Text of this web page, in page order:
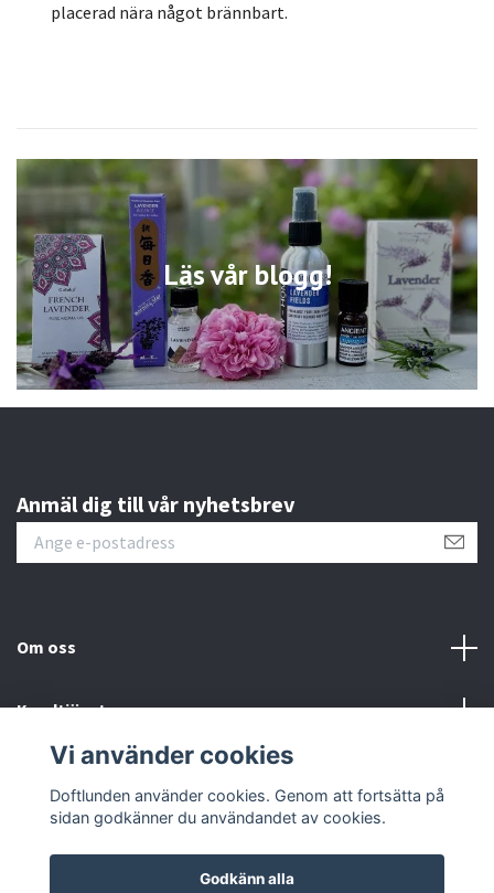
Läs vår blogg!
placerad nära något brännbart.
Anmäl dig till vår nyhetsbrev
Om oss
Kundtjänst
Vi använder cookies
Doftlunden använder cookies. Genom att fortsätta på
sidan godkänner du användandet av cookies.
Godkänn alla